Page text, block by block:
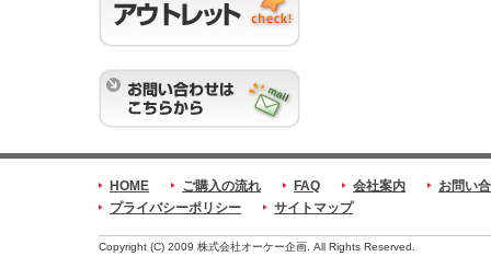
HOME ご購入の流れ FAQ 会社案内
お問い
プライバシーポリシー
サイトマップ
Copyright (C) 2009 株式会社オーケー企画. All Rights Reserved.